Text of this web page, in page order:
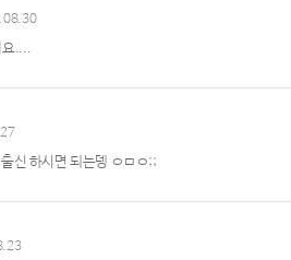
요....
신 하시면 되는뎅 ㅇㅁㅇ;;